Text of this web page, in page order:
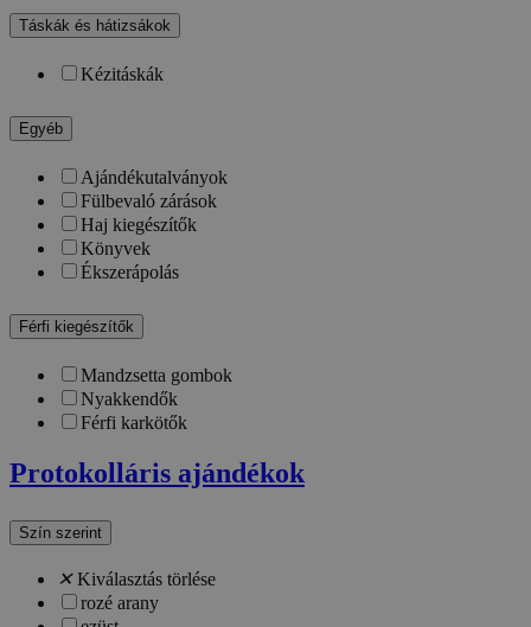
Táskák és hátizsákok
Kézitáskák
Egyéb
Ajándékutalványok
Fülbevaló zárások
Haj kiegészítők
Könyvek
Ékszerápolás
Férfi kiegészítők
Mandzsetta gombok
Nyakkendők
Férfi karkötők
Protokolláris ajándékok
Szín szerint
✕Kiválasztás törlése
rozé arany